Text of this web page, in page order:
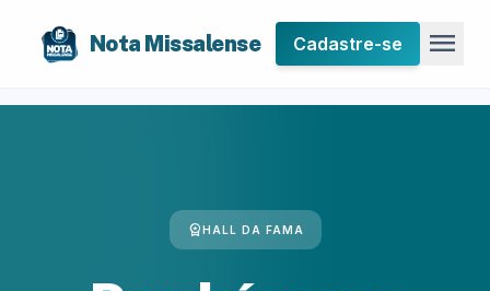
Nota Missalense Cadastre-se menu
workspace_premiumHALL DA FAMA